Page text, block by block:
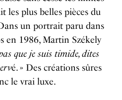
les plus belles pièces du
un portrait paru dans
en 1986, Martin Székely
que je suis timide, dites
é. » Des créations sûres
le vrai luxe.